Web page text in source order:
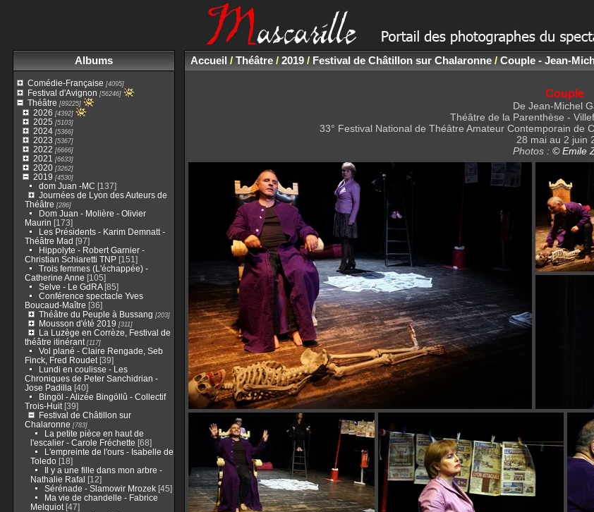
Albums
Comédie-Française [4095]
Festival d'Avignon [56246]
Théâtre [89225]
2026 [4392]
2025 [5103]
2024[5366]
2023 [5367]
2022 [6666]
2021 [6633]
2020[3262]
2019 [4530]
dom Juan -MC [137]
Journées de Lyon des Auteurs de
Théâtre [286]
Dom Juan - Molière - Olivier
Maurin [173]
Les Présidents - Karim Demnatt -
Théâtre Mad [97]
Hippolyte - Robert Garnier -
Christian Schiaretti TNP[151]
Trois femmes (L'échappée) -
Catherine Anne [105]
Selve - Le GdRA[85]
Conférence spectacle Yves
Boucaud-Maître [36]
Théâtre du Peuple à Bussang [203]
Mousson d'été 2019 [311]
La Luzège en Corrèze, Festival de
théâtre itinérant[117]
Vol plané - Claire Rengade, Seb
Finck, Fred Roudet[39]
Lundi en coulisse - Les
Chroniques de Peter Sanchidrian -
Jose Padilla [40]
Bingöl - Alizée Bingöllû - Collectif
Trois-Huit[39]
Festival de Châtillon sur
Chalaronne [783]
La petite pièce en haut de
l'escalier - Carole Fréchette [68]
L'empreinte de l'ours - Isabelle de
Toledo[18]
Il y a une fille dans mon arbre -
Nathalie Rafal [12]
Sérénade - Slamowir Mrozek[45]
Ma vie de chandelle - Fabrice
Melquiot[47]
Accueil/ Théâtre/ 2019/ Festival de Châtillon sur Chalaronne/ Couple - Jean-
Couple
De Jean-Michel
Théâtre de la Parenthèse -
33° Festival National de Théâtre Amateur Contemporain de
28 mai au 2 juin
Photos : © Emile